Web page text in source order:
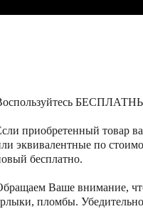
приобретенный товар
эквивалентные по
бесплатно.
Ваше внимание,
пломбы.